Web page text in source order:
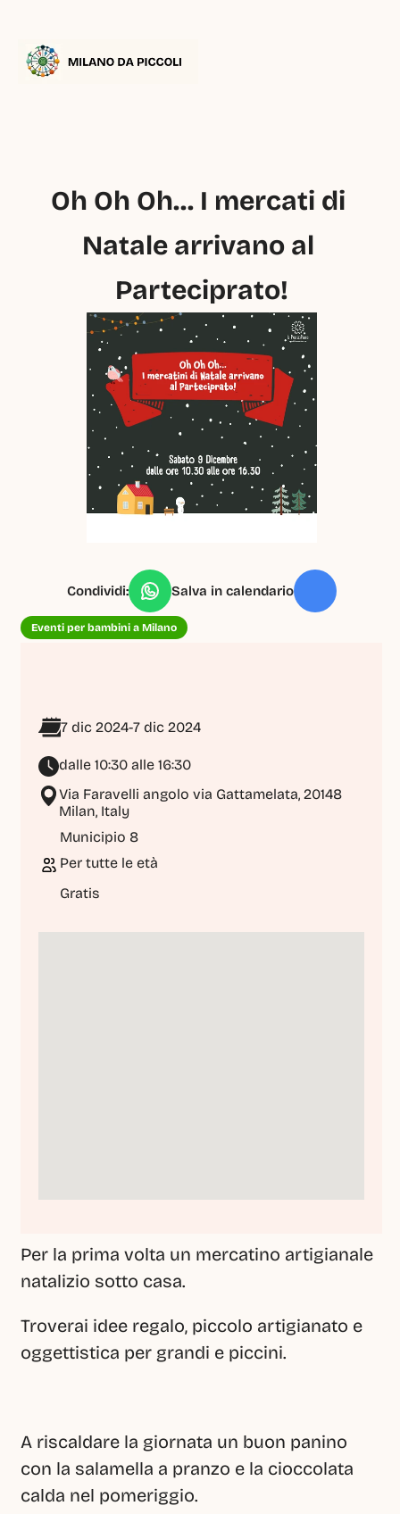
Oh Oh Oh… I mercati di
Natale arrivano al
Parteciprato!
Per la prima volta un mercatino artigianale
natalizio sotto casa.
Troverai idee regalo, piccolo artigianato e
oggettistica per grandi e piccini.
A riscaldare la giornata un buon panino
con la salamella a pranzo e la cioccolata
calda nel pomeriggio.
Condividi: Salva in calendario
Eventi per bambini a Milano
7 dic 2024-7 dic 2024
dalle 10:30 alle 16:30
Via Faravelli angolo via Gattamelata, 20148
Milan, Italy
Municipio 8
Per tutte le età
Gratis